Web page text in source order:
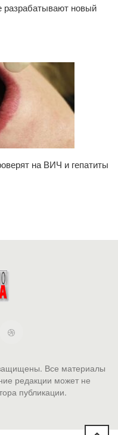
разрабатывают новый
на ВИЧ и гепатиты
Все материалы
редакции может не
публикации.